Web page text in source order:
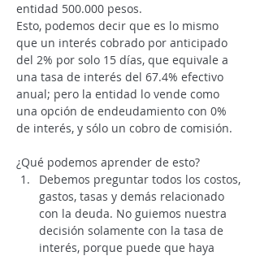
entidad 500.000 pesos.
Esto, podemos decir que es lo mismo
que un interés cobrado por anticipado
del 2% por solo 15 días, que equivale a
una tasa de interés del 67.4% efectivo
anual; pero la entidad lo vende como
una opción de endeudamiento con 0%
de interés, y sólo un cobro de comisión.
¿Qué podemos aprender de esto?
Debemos preguntar todos los costos,
gastos, tasas y demás relacionado
con la deuda. No guiemos nuestra
decisión solamente con la tasa de
interés, porque puede que haya